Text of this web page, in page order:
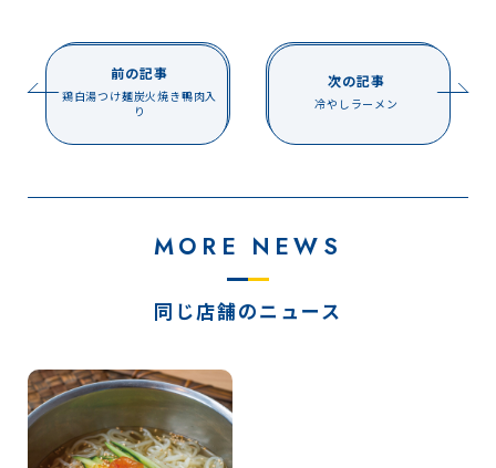
前の記事
鶏白湯つけ麺炭火焼き鴨肉入
り
次の記事
冷やしラーメン
MORE NEWS
同じ店舗のニュース